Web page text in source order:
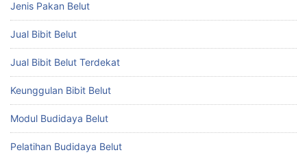
Jenis Pakan Belut
Jual Bibit Belut
Jual Bibit Belut Terdekat
Keunggulan Bibit Belut
Modul Budidaya Belut
Pelatihan Budidaya Belut